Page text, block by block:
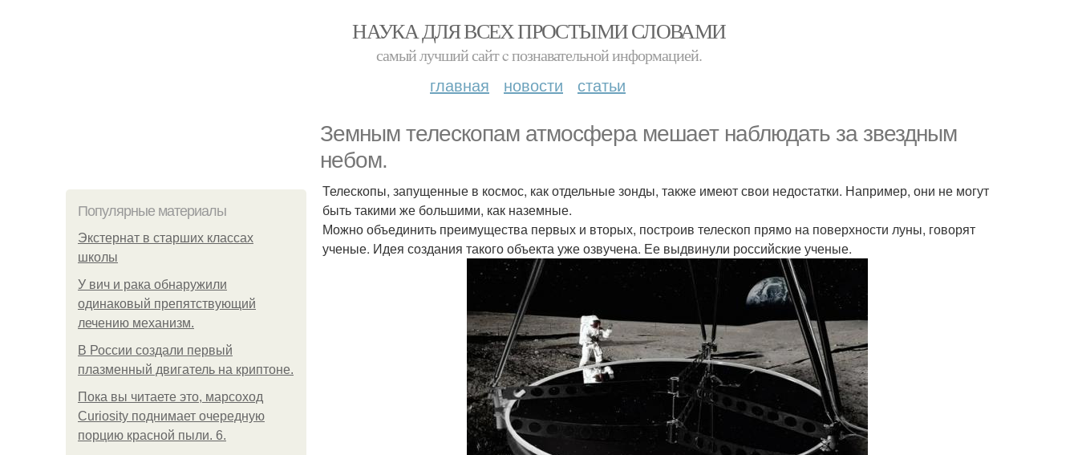
НАУКА ДЛЯ ВСЕХ ПРОСТЫМИ СЛОВАМИ
самый лучший сайт c познавательной информацией.
главная новости статьи
Земным телескопам атмосфера мешает наблюдать за звездным
небом.
Популярные материалы
Экстернат в старших классах
школы
У вич и рака обнаружили
одинаковый препятствующий
лечению механизм.
В России создали первый
плазменный двигатель на криптоне.
Пока вы читаете это, марсоход
Curiosity поднимает очередную
порцию красной пыли. 6.
Телескопы, запущенные в космос, как отдельные зонды, также имеют свои недостатки. Например, они не могут
быть такими же большими, как наземные.
Можно объединить преимущества первых и вторых, построив телескоп прямо на поверхности луны, говорят
ученые. Идея создания такого объекта уже озвучена. Ее выдвинули российские ученые.